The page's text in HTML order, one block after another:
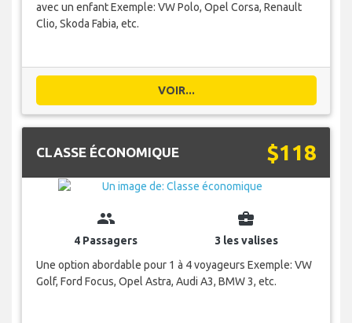
avec un enfant Exemple: VW Polo, Opel Corsa, Renault
Clio, Skoda Fabia, etc.
VOIR...
CLASSE ÉCONOMIQUE $118
group
4 Passagers
business_center
3 les valises
Une option abordable pour 1 à 4 voyageurs Exemple: VW
Golf, Ford Focus, Opel Astra, Audi A3, BMW 3, etc.